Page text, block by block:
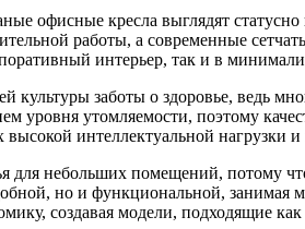
офисные кресла выглядят
работы, а современные
интерьер, так и в
культуры заботы о здоровье, ведь
утомляемости, поэтому
интеллектуальной нагрузки
для небольших помещений, потому
но и функциональной,
создавая модели, подходящие